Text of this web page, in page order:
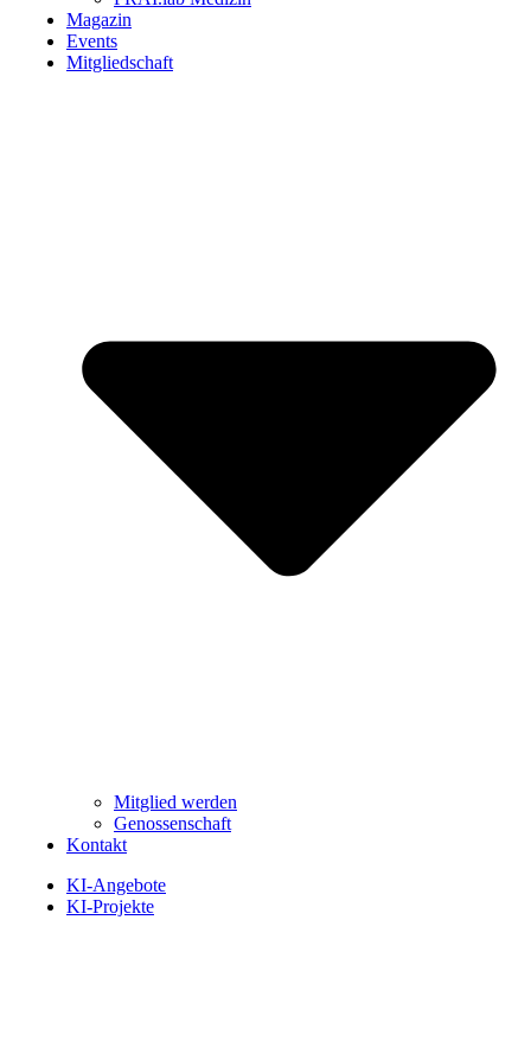
Magazin
Events
Mitgliedschaft
Mitglied werden
Genossenschaft
Kontakt
KI-Angebote
KI-Projekte